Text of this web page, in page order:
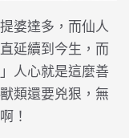
婆達多，而仙人
延續到今生，而
人心就是這麼善
類還要兇狠，無
！